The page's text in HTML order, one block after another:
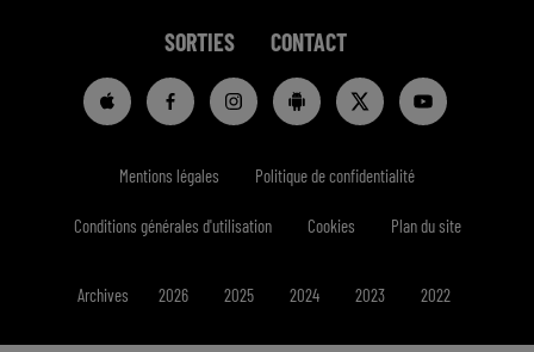
SORTIES CONTACT
Mentions légales Politique de confidentialité
Conditions générales d'utilisation Cookies Plan du site
Archives 2026 2025 2024 2023 2022